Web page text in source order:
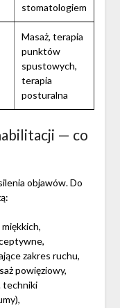
stomatologiem
Masaż, terapia
punktów
spustowych,
terapia
posturalna
— co
objawów. Do
zakres ruchu,
powięziowy,
techniki